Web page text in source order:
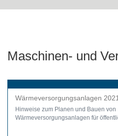
Maschinen- und
Wärmeversorgungsanlagen 2021
Hinweise zum Planen und Bauen von
Wärmeversorgungsanlagen für